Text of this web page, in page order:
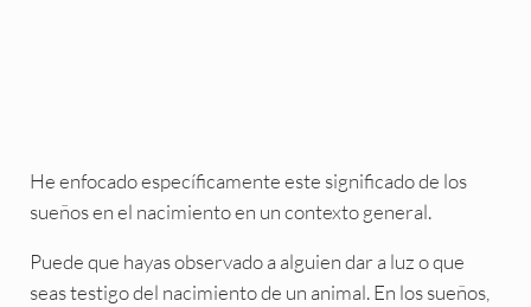
He enfocado específicamente este significado de los
sueños en el nacimiento en un contexto general.
Puede que hayas observado a alguien dar a luz o que
seas testigo del nacimiento de un animal. En los sueños,